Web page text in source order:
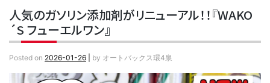
人気のガソリン添加剤がリニューアル！！『WAKO
´S フューエルワン』
Posted on 2026-01-26 by オートバックス環4泉